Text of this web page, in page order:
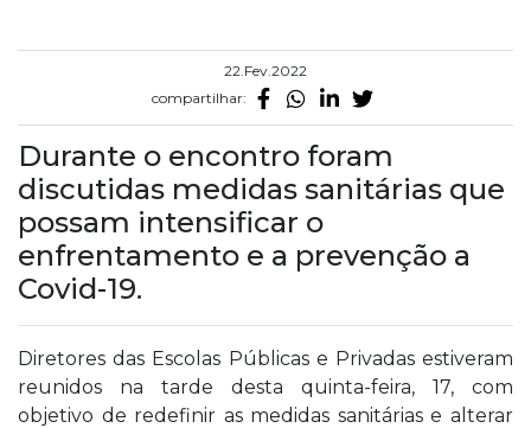
22.Fev.2022
compartilhar:
Durante o encontro foram
discutidas medidas sanitárias que
possam intensificar o
enfrentamento e a prevenção a
Covid-19.
Diretores das Escolas Públicas e Privadas estiveram
reunidos na tarde desta quinta-feira, 17, com
objetivo de redefinir as medidas sanitárias e alterar